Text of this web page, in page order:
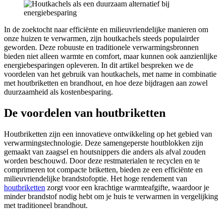
In de zoektocht naar efficiënte en milieuvriendelijke manieren om
onze huizen te verwarmen, zijn houtkachels steeds populairder
geworden. Deze robuuste en traditionele verwarmingsbronnen
bieden niet alleen warmte en comfort, maar kunnen ook aanzienlijke
energiebesparingen opleveren. In dit artikel bespreken we de
voordelen van het gebruik van houtkachels, met name in combinatie
met houtbriketten en brandhout, en hoe deze bijdragen aan zowel
duurzaamheid als kostenbesparing.
De voordelen van houtbriketten
Houtbriketten zijn een innovatieve ontwikkeling op het gebied van
verwarmingstechnologie. Deze samengeperste houtblokken zijn
gemaakt van zaagsel en houtsnippers die anders als afval zouden
worden beschouwd. Door deze restmaterialen te recyclen en te
comprimeren tot compacte briketten, bieden ze een efficiënte en
milieuvriendelijke brandstofoptie. Het hoge rendement van
houtbriketten zorgt voor een krachtige warmteafgifte, waardoor je
minder brandstof nodig hebt om je huis te verwarmen in vergelijking
met traditioneel brandhout.